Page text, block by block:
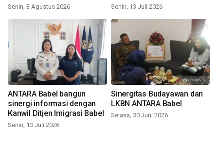
Senin, 3 Agustus 2026 Senin, 13 Juli 2026
ANTARA Babel bangun
sinergi informasi dengan
Kanwil Ditjen Imigrasi Babel
Senin, 13 Juli 2026
Sinergitas Budayawan dan
LKBN ANTARA Babel
Selasa, 30 Juni 2026